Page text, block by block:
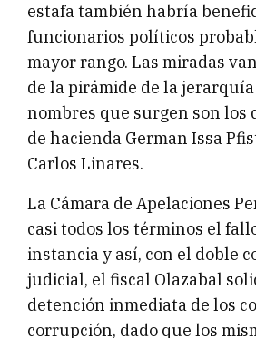
estafa también habría
funcionarios políticos
mayor rango. Las miradas
de la pirámide de la
nombres que surgen son los
de hacienda German Issa
Carlos Linares.
La Cámara de Apelaciones
casi todos los términos el
instancia y así, con el doble
judicial, el fiscal Olazabal
detención inmediata de los
corrupción, dado que los